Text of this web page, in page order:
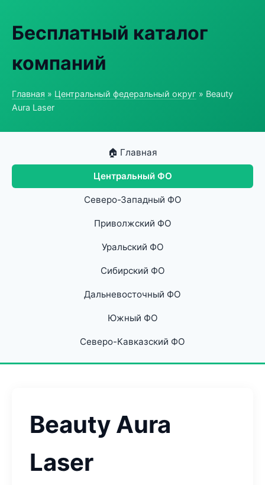
Бесплатный каталог
компаний
Главная » Центральный федеральный округ » Beauty
Aura Laser
🏠 Главная
Центральный ФО
Северо-Западный ФО
Приволжский ФО
Уральский ФО
Сибирский ФО
Дальневосточный ФО
Южный ФО
Северо-Кавказский ФО
Beauty Aura
Laser